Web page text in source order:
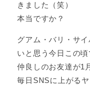
きました（笑）
本当ですか？
グアム・バリ・サ
いと思う今日この頃
仲良しのお友達が1
毎日SNSに上がる